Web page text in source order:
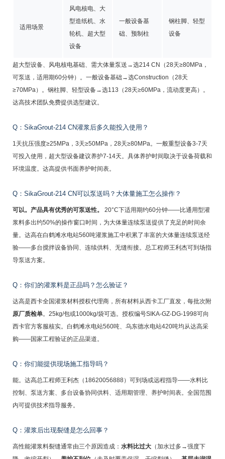
适用场景
风电核电、大
型造纸机、水
轮机、超大型
设备
一般设备基
础、预制柱
钢柱脚、轻型
设备
超大型设备、风电核电基础、需大体量泵送→选214 CN（28天≥80MPa，
可泵送，适用期60分钟）。一般设备基础→选Construction（28天
≥70MPa）。钢柱脚、轻型设备→选113（28天≥60MPa，流动度更高）。
达高技术团队免费提供选型建议。
Q：SikaGrout-214 CN灌浆后多久能投入使用？
1天抗压强度≥25MPa，3天≥50MPa，28天≥80MPa。一般重型设备3-7天
可投入使用，超大型设备建议养护7-14天。具体养护时间取决于设备荷载和
环境温度。达高提供书面养护时间表。
Q：SikaGrout-214 CN可以泵送吗？大体量施工怎么操作？
可以。产品具有优秀的可泵送性。
20°C下适用期约60分钟——比通用型灌
浆料多出约50%的操作窗口时间，为大体量连续泵送提供了充足的时间余
量。达高在白鹤滩水电站560吨灌浆施工中积累了丰富的大体量连续泵送经
验——多台搅拌设备协同、连续供料、无缝衔接。总工程师王利杰可到场指
导泵送方案。
Q：你们的灌浆料是正品吗？怎么验证？
达高是西卡全国灌浆材料授权代理商，所有材料从西卡工厂直发，每批次附
原厂质检单。25kg/包或1000kg/袋可选。授权编号SIKA-GZ-DG-1998可向
西卡官方客服核实。白鹤滩水电站560吨、乌东德水电站420吨均从达高采
购——国家工程验证的正品渠道。
Q：你们能提供现场施工指导吗？
能。达高总工程师王利杰（18620056888）可到场或远程指导——水料比
控制、泵送方案、多台设备协同供料、适用期管理、养护时间表。全国范围
内可提供技术指导服务。
Q：灌浆后出现裂缝是怎么回事？
高性能灌浆料裂缝通常由三个原因造成： 水料比过大（加水过多→强度下